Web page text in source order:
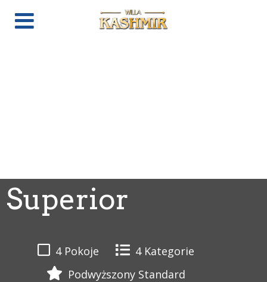
Superior
4 Pokoje
4 Kategorie
Podwyższony Standard